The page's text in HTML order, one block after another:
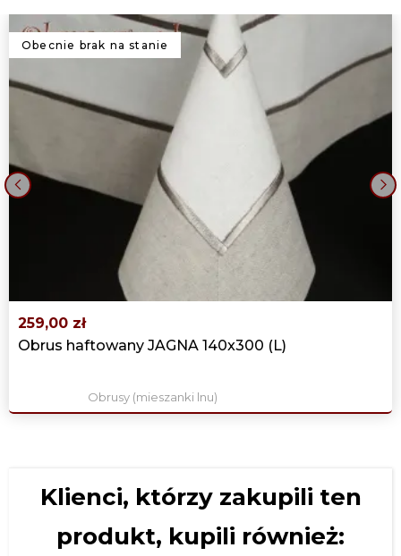
Obecnie brak na stanie
259,00 zł
Obrus haftowany JAGNA 140x300 (L)
Obrusy (mieszanki lnu)
Klienci, którzy zakupili ten
produkt, kupili również: